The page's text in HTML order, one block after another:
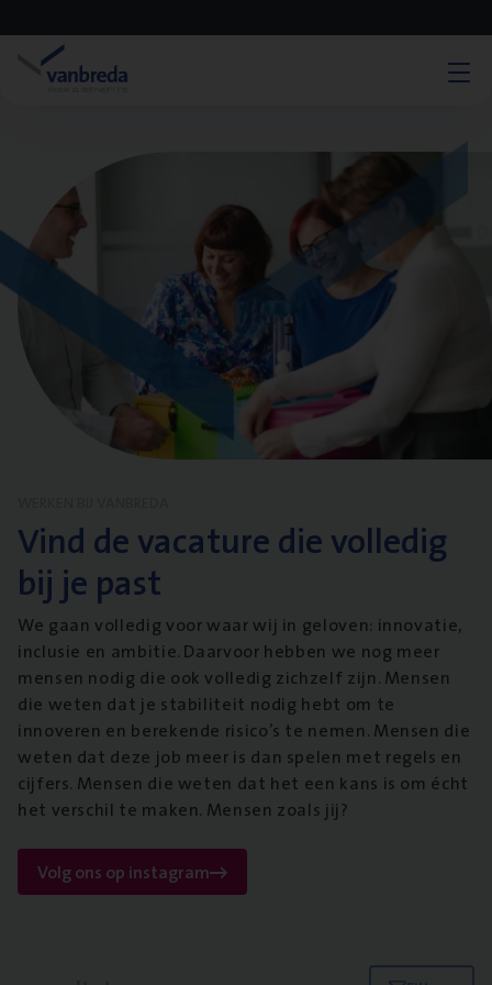
Vind de vacature die volledig
bij je past
We gaan volledig voor waar wij in geloven: innovatie,
inclusie en ambitie. Daarvoor hebben we nog meer
mensen nodig die ook volledig zichzelf zijn. Mensen
die weten dat je stabiliteit nodig hebt om te
innoveren en berekende risico’s te nemen. Mensen die
weten dat deze job meer is dan spelen met regels en
cijfers. Mensen die weten dat het een kans is om écht
het verschil te maken. Mensen zoals jij?
Volg ons op instagram